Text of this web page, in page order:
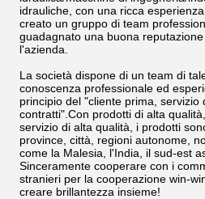
idrauliche, con una ricca
creato un gruppo di team
guadagnato una buona
l'azienda.
La società dispone di un team di
conoscenza professionale ed
principio del "cliente prima,
contratti".Con prodotti di alta
servizio di alta qualità, i prodotti
province, città, regioni autonome,
come la Malesia, l'India, il sud-est
Sinceramente cooperare con i
stranieri per la cooperazione win-
creare brillantezza insieme!